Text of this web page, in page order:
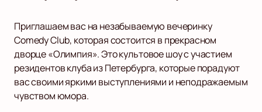
Приглашаем вас на незабываемую вечеринку
Comedy Club, которая состоится в прекрасном
дворце «Олимпия». Это культовое шоу с участием
резидентов клуба из Петербурга, которые порадуют
вас своими яркими выступлениями и неподражаемым
чувством юмора.